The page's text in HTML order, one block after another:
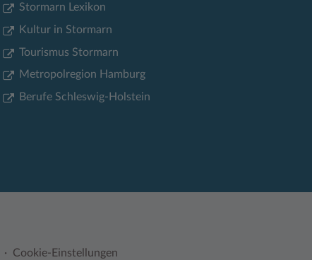
Stormarn Lexikon
Kultur in Stormarn
Tourismus Stormarn
Metropolregion Hamburg
Berufe Schleswig-Holstein
Cookie-Einstellungen